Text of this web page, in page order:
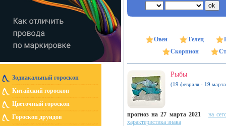
Зодиакальный гороскоп
Китайский гороскоп
Цветочный гороскоп
Гороскоп друидов
Овен Телец
Скорпион
Рыбы
(19 февраля - 19
прогноз на 27 марта 2021
на
характеристика знака